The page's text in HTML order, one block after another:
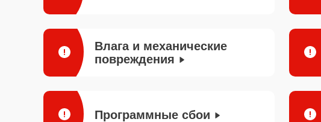
Влага и механические
повреждения
Программные сбои